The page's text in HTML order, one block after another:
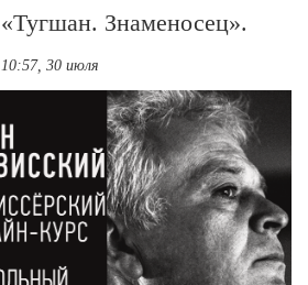
«Тугшан. Знаменосец».
10:57, 30 июля